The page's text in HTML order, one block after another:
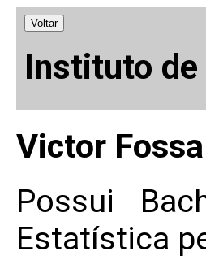
Voltar
Instituto
Victor
Possui
Estatística